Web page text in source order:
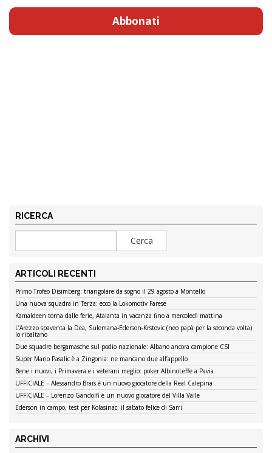
Abbonati
RICERCA
ARTICOLI RECENTI
Primo Trofeo Disimberg: triangolare da sogno il 29 agosto a Montello
Una nuova squadra in Terza: ecco la Lokomotiv Farese
Kamaldeen torna dalle ferie, Atalanta in vacanza fino a mercoledì mattina
L’Arezzo spaventa la Dea, Sulemana-Ederson-Krstovic (neo papà per la seconda volta)
lo ribaltano
Due squadre bergamasche sul podio nazionale: Albano ancora campione CSI
Super Mario Pasalic è a Zingonia: ne mancano due all’appello
Bene i nuovi, i Primavera e i veterani meglio: poker AlbinoLeffe a Pavia
UFFICIALE – Alessandro Brais è un nuovo giocatore della Real Calepina
UFFICIALE – Lorenzo Gandolfi è un nuovo giocatore del Villa Valle
Ederson in campo, test per Kolasinac: il sabato felice di Sarri
ARCHIVI